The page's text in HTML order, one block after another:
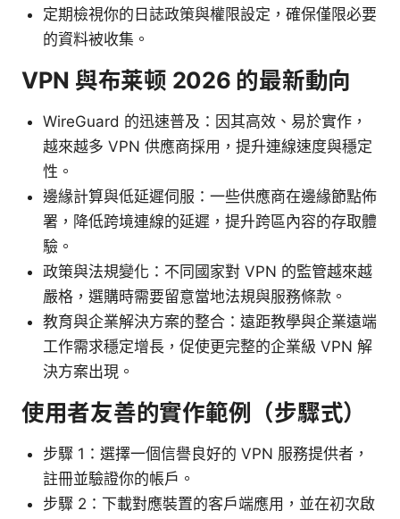
定期檢視你的日誌政策與權限設定，確保僅限必要
的資料被收集。
VPN 與布莱顿 2026 的最新動向
WireGuard 的迅速普及：因其高效、易於實作，
越來越多 VPN 供應商採用，提升連線速度與穩定
性。
邊緣計算與低延遲伺服：一些供應商在邊緣節點佈
署，降低跨境連線的延遲，提升跨區內容的存取體
驗。
政策與法規變化：不同國家對 VPN 的監管越來越
嚴格，選購時需要留意當地法規與服務條款。
教育與企業解決方案的整合：遠距教學與企業遠端
工作需求穩定增長，促使更完整的企業級 VPN 解
決方案出現。
使用者友善的實作範例（步驟式）
步驟 1：選擇一個信譽良好的 VPN 服務提供者，
註冊並驗證你的帳戶。
步驟 2：下載對應裝置的客戶端應用，並在初次啟